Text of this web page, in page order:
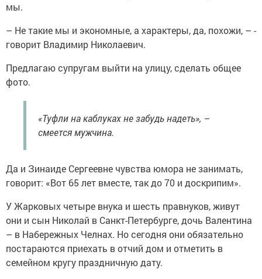
мы.
– Не такие мы и экономные, а характеры, да, похожи, – ­
говорит Владимир Николаевич.
Предлагаю супругам выйти на улицу, сделать общее
фото.
«Туфли на каб­луках не забудь надеть», –
смеется мужчина.
Да и Зинаиде Сергеевне чувства юмора не занимать,
говорит: «Вот 65 лет вместе, так до 70 и доскрипим».
У Жарковых четыре внука и шесть правнуков, живут
они и сын Николай в Санкт-Петербурге, дочь Валентина
– в Набережных Челнах. Но сегодня они обязательно
постараются при­ехать в отчий дом и отметить в
семейном кругу праздничную дату.